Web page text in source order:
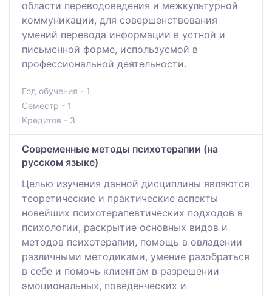
области переводоведения и межкультурной
коммуникации, для совершенствования
умений перевода информации в устной и
письменной форме, используемой в
профессиональной деятельности.
Год обучения - 1
Семестр - 1
Кредитов - 3
Современные методы психотерапии (на
русском языке)
Целью изучения данной дисциплины являются
теоретические и практические аспекты
новейших психотерапевтических подходов в
психологии, раскрытие основных видов и
методов психотерапии, помощь в овладении
различными методиками, умение разобраться
в себе и помочь клиентам в разрешении
эмоциональных, поведенческих и